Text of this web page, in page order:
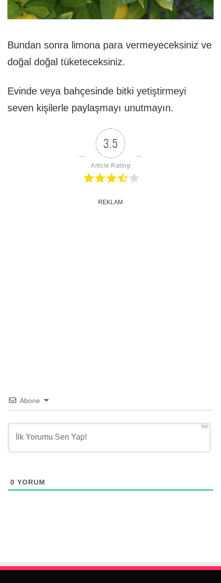
Bundan sonra limona para vermeyeceksiniz ve
doğal doğal tüketeceksiniz.
Evinde veya bahçesinde bitki yetiştirmeyi
seven kişilerle paylaşmayı unutmayın.
3.5
Article Rating
REKLAM
Abone
500
0 YORUM